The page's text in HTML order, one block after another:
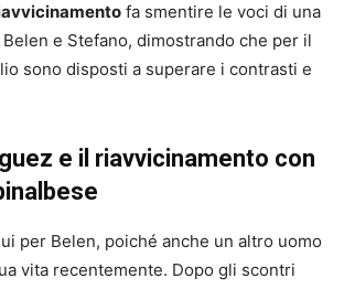
fa smentire le voci di una
e Stefano, dimostrando che per il
sono disposti a superare i contrasti e
e il riavvicinamento con
per Belen, poiché anche un altro uomo
vita recentemente. Dopo gli scontri